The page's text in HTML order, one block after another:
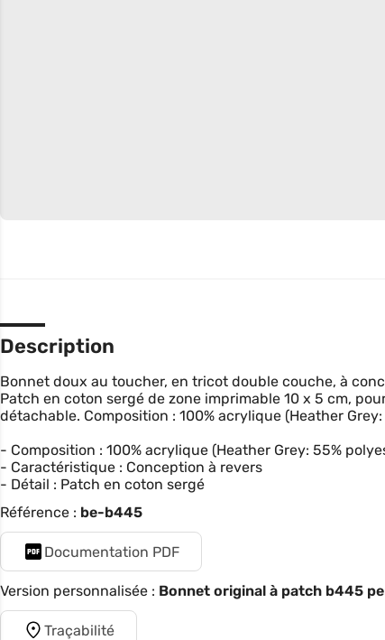
Description
Bonnet doux au toucher, en tricot double couche, à
Patch en coton sergé de zone imprimable 10 x 5 cm,
détachable. Composition : 100% acrylique (Heather
- Composition : 100% acrylique (Heather Grey: 55%
- Caractéristique : Conception à revers
- Détail : Patch en coton sergé
Référence : be-b445
Documentation PDF
Version personnalisée : Bonnet original à patch b445
Traçabilité